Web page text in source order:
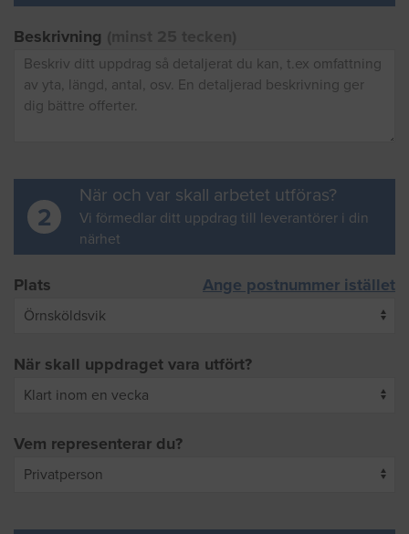
Beskrivning
2
När och var skall arbetet utföras?
Vi förmedlar ditt uppdrag till leverantörer i din
närhet
Plats Ange postnummer istället
När skall uppdraget vara utfört?
Vem representerar du?